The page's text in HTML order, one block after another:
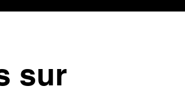
sur